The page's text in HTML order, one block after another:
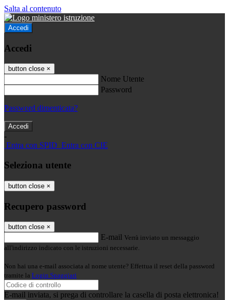
Salta al contenuto
Accedi
Accedi
button close ×
Nome Utente
Password
Password dimenticata?
-
Entra con SPID Entra con CIE
Seleziona utente
button close ×
Recupero password
button close ×
E-mail Verrà inviato un messaggio
all'indirizzo indicato con le istruzioni necessarie.
Non hai una e-mail associata al nome utente? Effettua il reset della password
tramite la Login Spaggiari
E-mail inviata, si prega di controllare la casella di posta elettronica!